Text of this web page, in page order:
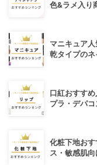
色&ラメ入り
マニキュア
乾タイプのネ
口紅おすす
プラ・デパコ
化粧下地お
ス・敏感肌向